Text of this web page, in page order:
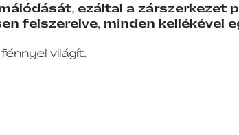
ezáltal a zárszerkezet
felszerelve, minden kellékével
világít.